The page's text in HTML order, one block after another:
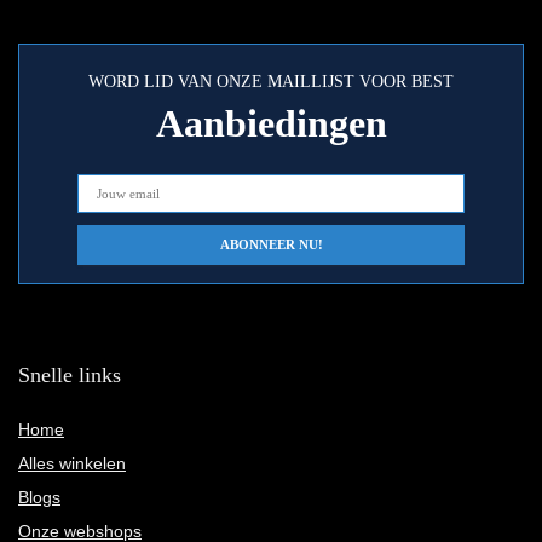
WORD LID VAN ONZE MAILLIJST VOOR BEST
Aanbiedingen
Snelle links
Home
Alles winkelen
Blogs
Onze webshops